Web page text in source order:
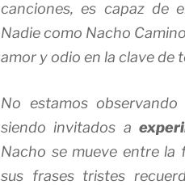
canciones, es capaz de
Nadie como Nacho
amor y odio en la clave de
No estamos
siendo invitados a
Nacho se mueve entre la
sus frases tristes